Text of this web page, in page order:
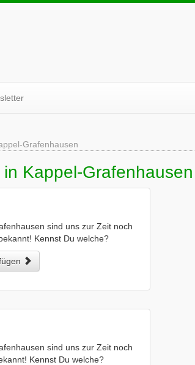
Grafenhausen
Kappel-Grafenhausen
sind uns zur Zeit noch
Kennst Du welche?
sind uns zur Zeit noch
Kennst Du welche?